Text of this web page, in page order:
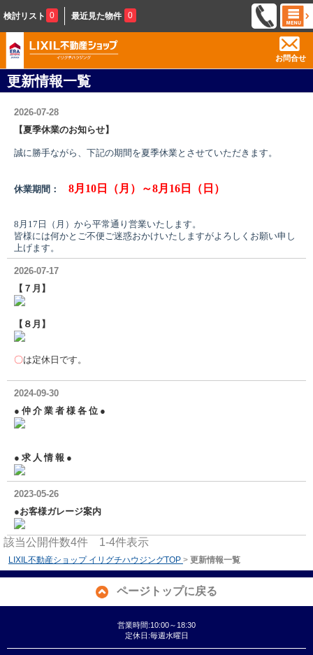
検討リスト 0 最近見た物件 0
お問合せ
更新情報一覧
2026-07-28
【夏季休業のお知らせ】
誠に勝手ながら、下記の期間を夏季休業とさせていただきます。
休業期間： 8月10日（月） ～8月16日（日）
8月17日（月）から平常通り営業いたします。
皆様には何かとご不便ご迷惑おかけいたしますがよろしくお願い申し
上げます。
2026-07-17
【７月】
【８月】
〇は定休日です。
2024-09-30
● 仲 介 業 者 様 各 位 ●
● 求 人 情 報 ●
2023-05-26
●お客様ガレージ案内
該当公開件数4件 1-4件表示
LIXIL不動産ショップ イリグチハウジングTOP > 更新情報一覧
ページトップに戻る
営業時間:10:00～18:30
定休日:毎週水曜日